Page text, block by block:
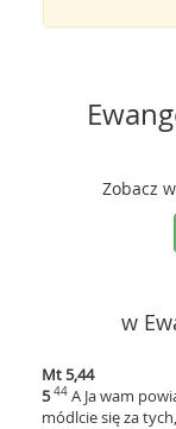
Zobacz
w
Mt 5,44
5 44 A Ja wam
módlcie się za